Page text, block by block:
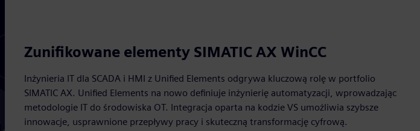
Zunifikowane elementy SIMATIC AX WinCC
Inżynieria IT dla SCADA i HMI z Unified Elements odgrywa kluczową rolę w portfolio
SIMATIC AX. Unified Elements na nowo definiuje inżynierię automatyzacji, wprowadzając
metodologie IT do środowiska OT. Integracja oparta na kodzie VS umożliwia szybsze
innowacje, usprawnione przepływy pracy i skuteczną transformację cyfrową.